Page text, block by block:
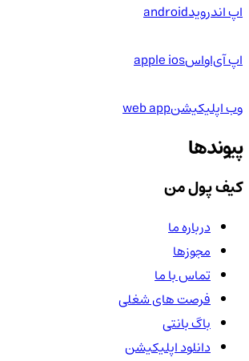
اپ اندرویدandroid
اپ آی‌او‌اسapple ios
وب اپلیکیشنweb app
پیوندها
کیف پول من
درباره ما
مجوزها
تماس با ما
فرصت های شغلی
باگ بانتی
دانلود اپلیکیشن